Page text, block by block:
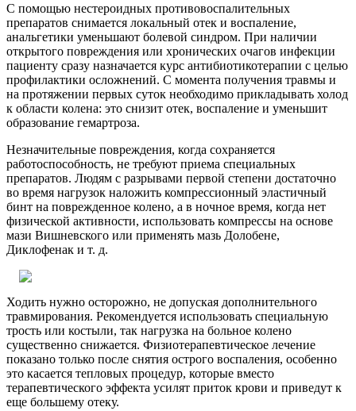
С помощью нестероидных противовоспалительных
препаратов снимается локальный отек и воспаление,
анальгетики уменьшают болевой синдром. При наличии
открытого повреждения или хронических очагов инфекции
пациенту сразу назначается курс антибиотикотерапии с целью
профилактики осложнений. С момента получения травмы и
на протяжении первых суток необходимо прикладывать холод
к области колена: это снизит отек, воспаление и уменьшит
образование гемартроза.
Незначительные повреждения, когда сохраняется
работоспособность, не требуют приема специальных
препаратов. Людям с разрывами первой степени достаточно
во время нагрузок наложить компрессионный эластичный
бинт на поврежденное колено, а в ночное время, когда нет
физической активности, использовать компрессы на основе
мази Вишневского или применять мазь Долобене,
Диклофенак и т. д.
Ходить нужно осторожно, не допуская дополнительного
травмирования. Рекомендуется использовать специальную
трость или костыли, так нагрузка на больное колено
существенно снижается. Физиотерапевтическое лечение
показано только после снятия острого воспаления, особенно
это касается тепловых процедур, которые вместо
терапевтического эффекта усилят приток крови и приведут к
еще большему отеку.